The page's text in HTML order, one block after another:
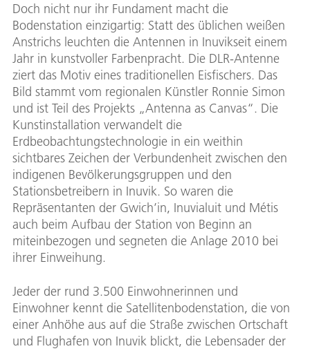
Doch nicht nur ihr Fundament macht die
Bodenstation einzigartig: Statt des üblichen weißen
Anstrichs leuchten die Antennen in Inuvikseit einem
Jahr in kunstvoller Farbenpracht. Die DLR-Antenne
ziert das Motiv eines traditionellen Eisfischers. Das
Bild stammt vom regionalen Künstler Ronnie Simon
und ist Teil des Projekts „Antenna as Canvas“. Die
Kunstinstallation verwandelt die
Erdbeobachtungstechnologie in ein weithin
sichtbares Zeichen der Verbundenheit zwischen den
indigenen Bevölkerungsgruppen und den
Stationsbetreibern in Inuvik. So waren die
Repräsentanten der Gwich’in, Inuvialuit und Métis
auch beim Aufbau der Station von Beginn an
miteinbezogen und segneten die Anlage 2010 bei
ihrer Einweihung.
Jeder der rund 3.500 Einwohnerinnen und
Einwohner kennt die Satellitenbodenstation, die von
einer Anhöhe aus auf die Straße zwischen Ortschaft
und Flughafen von Inuvik blickt, die Lebensader der